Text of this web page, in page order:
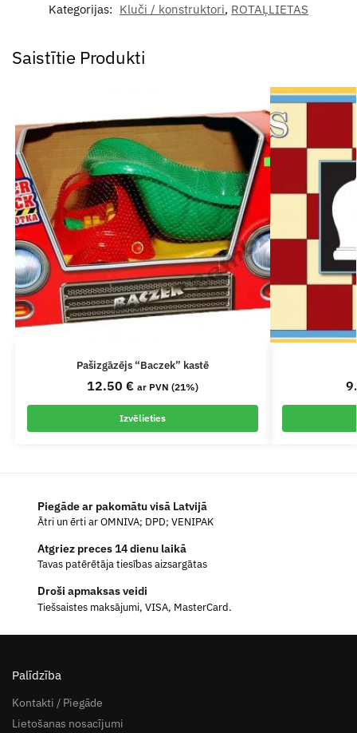
Kategorijas: Kluči / konstruktori, ROTAĻLIETAS
Saistītie Produkti
Pašizgāzējs “Baczek” kastē
12.50 € ar PVN (21%)
Izvēlieties
Piegāde ar pakomātu visā Latvijā
Ātri un ērti ar OMNIVA; DPD; VENIPAK
Atgriez preces 14 dienu laikā
Tavas patērētāja tiesības aizsargātas
Droši apmaksas veidi
Tiešsaistes maksājumi, VISA, MasterCard.
Palīdzība
Kontakti / Piegāde
Lietošanas nosacījumi